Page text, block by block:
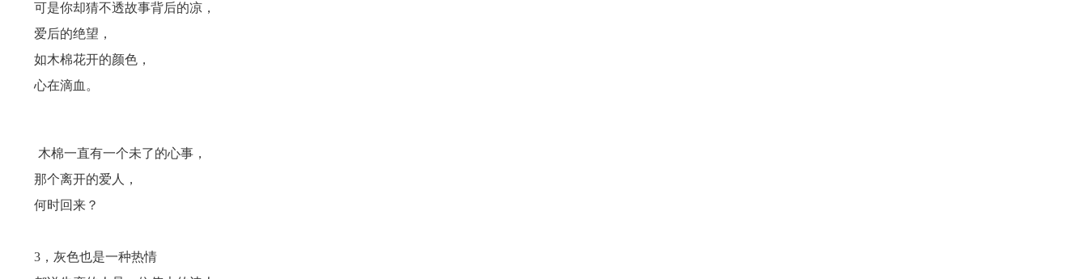
可是你却猜不透故事背后的凉，
爱后的绝望，
如木棉花开的颜色，
心在滴血。
木棉一直有一个未了的心事，
那个离开的爱人，
何时回来？
3，灰色也是一种热情